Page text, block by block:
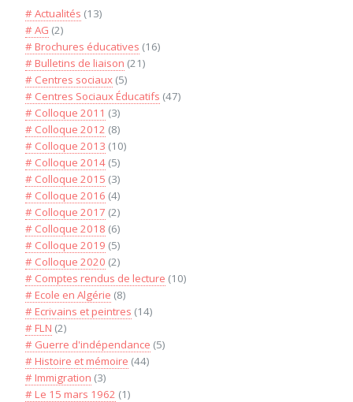
# Actualités (13)
# AG (2)
# Brochures éducatives (16)
# Bulletins de liaison (21)
# Centres sociaux(5)
# Centres Sociaux Éducatifs (47)
# Colloque 2011 (3)
# Colloque 2012 (8)
# Colloque 2013 (10)
# Colloque 2014(5)
# Colloque 2015 (3)
# Colloque 2016 (4)
# Colloque 2017 (2)
# Colloque 2018 (6)
# Colloque 2019 (5)
# Colloque 2020 (2)
# Comptes rendus de lecture (10)
# Ecole en Algérie (8)
# Ecrivains et peintres (14)
# FLN (2)
# Guerre d'indépendance (5)
# Histoire et mémoire (44)
# Immigration (3)
# Le 15 mars 1962 (1)